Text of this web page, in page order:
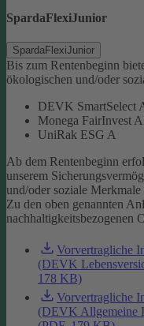
SpardaFlexiJunior
SpardaFlexiJunior
Bis zum Rentenbeginn
ökologischen und/oder
DEVK SmartSelect
Monega FairInvest
UniRak ESG A
Ab dem Rentenbeginn
unserem
und/oder soziale
Zu den oben genannten
nachhaltigkeitsbezogenen
Vorvertragliche
(DEVK
178 KB)
Vorvertragliche
(DEVK Allgemeine